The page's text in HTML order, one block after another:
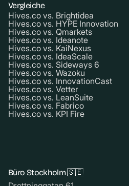
Vergleiche
Hives.co vs. Brightidea
Hives.co vs. HYPE Innovation
Hives.co vs. Qmarkets
Hives.co vs. Ideanote
Hives.co vs. KaiNexus
Hives.co vs. IdeaScale
Hives.co vs. Sideways 6
Hives.co vs. Wazoku
Hives.co vs. InnovationCast
Hives.co vs. Vetter
Hives.co vs. LeanSuite
Hives.co vs. Fabrico
Hives.co vs. KPI Fire
Büro Stockholm 🇸🇪